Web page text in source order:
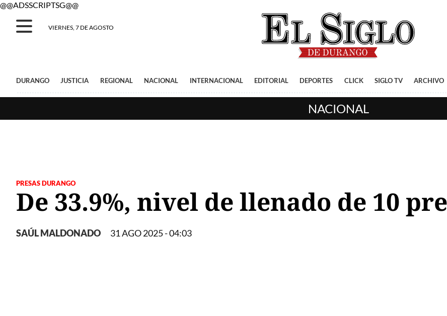
@@ADSSCRIPTSG@@
VIERNES, 7 DE AGOSTO
DURANGO JUSTICIA REGIONAL NACIONAL INTERNACIONAL EDITORIAL DEPORTES CLICK SIGLO TV ARCHIVO
NACIONAL
PRESAS DURANGO
De 33.9%, nivel de llenado de 10
SAÚL MALDONADO 31 AGO 2025 - 04:03